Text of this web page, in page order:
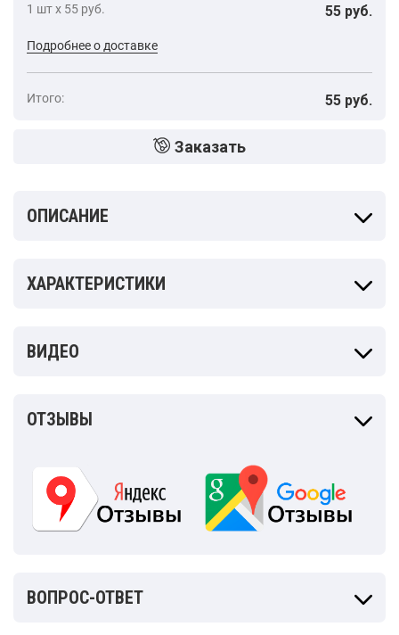
1 шт х 55 руб. 55 руб.
Подробнее о доставке
Итого: 55 руб.
Заказать
ОПИСАНИЕ
ХАРАКТЕРИСТИКИ
ВИДЕО
ОТЗЫВЫ
ВОПРОС-ОТВЕТ